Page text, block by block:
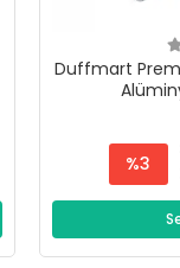
Duffmart
%3